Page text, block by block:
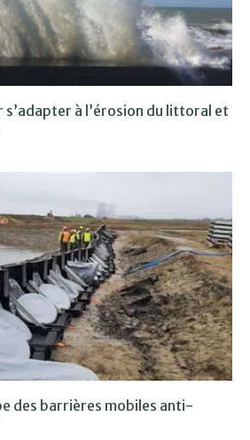
à l’érosion du littoral et
des barrières mobiles anti-